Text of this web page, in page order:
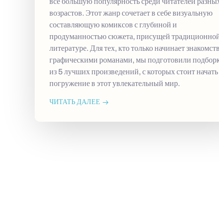
возрастов. Этот жанр сочетает в себе визуальную
составляющую комиксов с глубиной и
продуманностью сюжета, присущей
литературе. Для тех, кто только начинает
графическими романами, мы подготовили
из 5 лучших произведений, с которых стоит начать
погружение в этот увлекательный мир.
ЧИТАТЬ ДАЛЕЕ